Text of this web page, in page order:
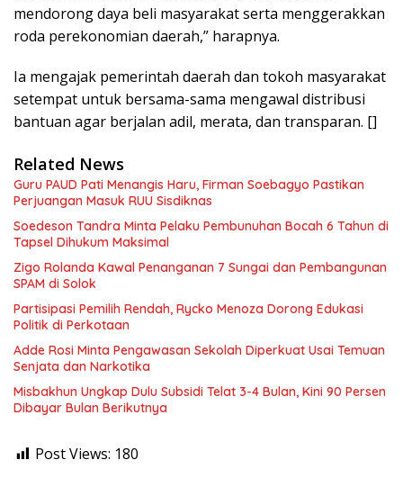
mendorong daya beli masyarakat serta menggerakkan
roda perekonomian daerah,” harapnya.
Ia mengajak pemerintah daerah dan tokoh masyarakat
setempat untuk bersama-sama mengawal distribusi
bantuan agar berjalan adil, merata, dan transparan. []
Related News
Guru PAUD Pati Menangis Haru, Firman Soebagyo Pastikan
Perjuangan Masuk RUU Sisdiknas
Soedeson Tandra Minta Pelaku Pembunuhan Bocah 6 Tahun di
Tapsel Dihukum Maksimal
Zigo Rolanda Kawal Penanganan 7 Sungai dan Pembangunan
SPAM di Solok
Partisipasi Pemilih Rendah, Rycko Menoza Dorong Edukasi
Politik di Perkotaan
Adde Rosi Minta Pengawasan Sekolah Diperkuat Usai Temuan
Senjata dan Narkotika
Misbakhun Ungkap Dulu Subsidi Telat 3-4 Bulan, Kini 90 Persen
Dibayar Bulan Berikutnya
Post Views: 180